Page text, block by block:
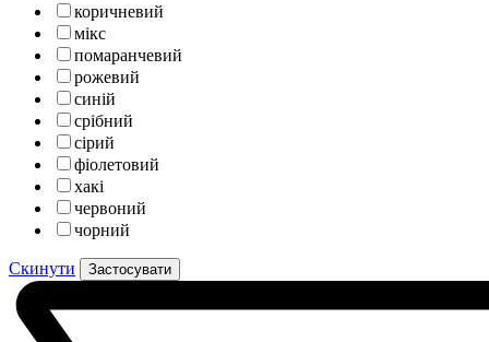
коричневий
мікс
помаранчевий
рожевий
синій
срібний
сірий
фіолетовий
хакі
червоний
чорний
Скинути Застосувати